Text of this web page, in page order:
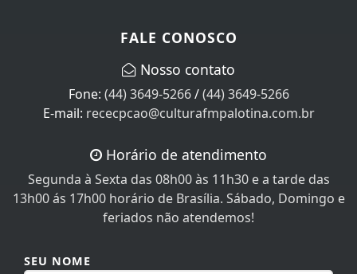
FALE CONOSCO
Nosso contato
Fone: (44) 3649-5266/(44) 3649-5266
E-mail: rececpcao@culturafmpalotina.com.br
Horário de atendimento
Segunda à Sexta das 08h00 às 11h30 e a tarde das
13h00 ás 17h00 horário de Brasília. Sábado, Domingo e
feriados não atendemos!
SEU NOME